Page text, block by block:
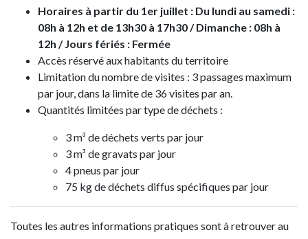
Horaires à partir du 1er juillet : Du lundi au samedi :
08h à 12h et de 13h30 à 17h30 / Dimanche : 08h à
12h / Jours fériés : Fermée
Accès réservé aux habitants du territoire
Limitation du nombre de visites : 3 passages maximum
par jour, dans la limite de 36 visites par an.
Quantités limitées par type de déchets :
3 m³ de déchets verts par jour
3 m³ de gravats par jour
4 pneus par jour
75 kg de déchets diffus spécifiques par jour
Toutes les autres informations pratiques sont à retrouver au